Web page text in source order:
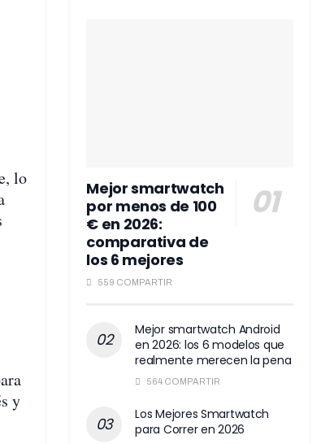
lo
y
Mejor smartwatch
por menos de 100
€ en 2026:
comparativa de
los 6 mejores
559 COMPARTIR
Mejor smartwatch Android
en 2026: los 6 modelos que
realmente merecen la pena
564 COMPARTIR
Los Mejores Smartwatch
para Correr en 2026